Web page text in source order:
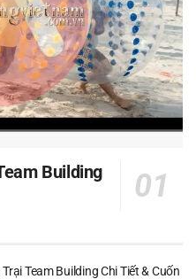
Building
Team Building Chi Tiết & Cuốn